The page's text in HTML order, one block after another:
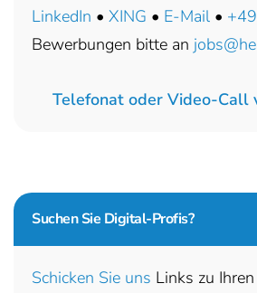
LinkedIn • XING • E-Mail •
Bewerbungen bitte an
Telefonat oder Video-Call
Suchen Sie Digital-Profis?
Schicken Sie uns Links zu